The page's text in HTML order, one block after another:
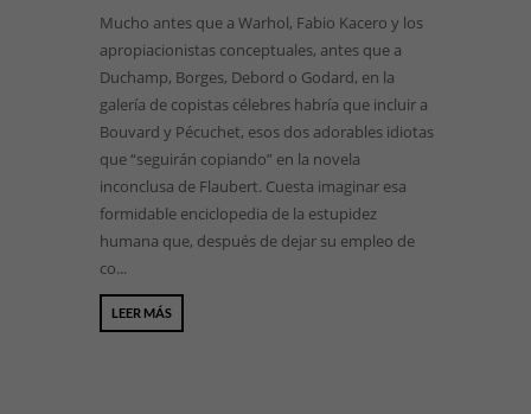
Mucho antes que a Warhol, Fabio Kacero y los
apropiacionistas conceptuales, antes que a
Duchamp, Borges, Debord o Godard, en la
galería de copistas célebres habría que incluir a
Bouvard y Pécuchet, esos dos adorables idiotas
que “seguirán copiando” en la novela
inconclusa de Flaubert. Cuesta imaginar esa
formidable enciclopedia de la estupidez
humana que, después de dejar su empleo de
co...
LEER MÁS